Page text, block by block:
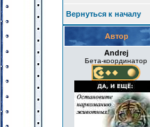
Вернуться к началу
Автор
Andrej
Бета-координатор